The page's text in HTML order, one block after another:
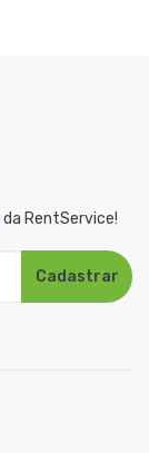
da RentService!
Cadastrar